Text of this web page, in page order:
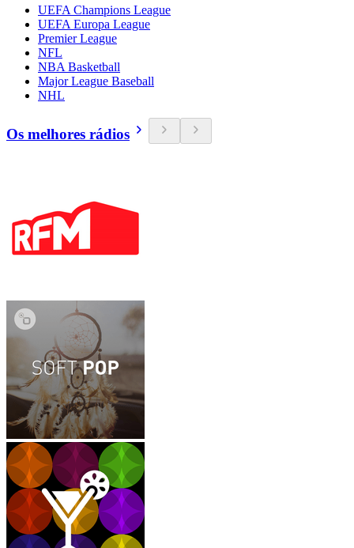
UEFA Champions League
UEFA Europa League
Premier League
NFL
NBA Basketball
Major League Baseball
NHL
Os melhores rádios